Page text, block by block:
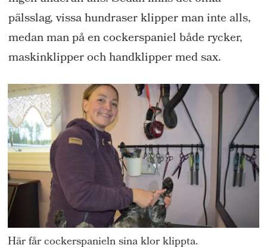
pälsslag, vissa hundraser klipper man inte alls,
medan man på en cockerspaniel både rycker,
maskinklipper och handklipper med sax.
Här får cockerspanieln sina klor klippta.